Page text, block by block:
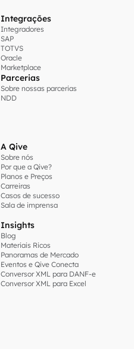
Integrações
Integradores
SAP
TOTVS
Oracle
Marketplace
Parcerias
Sobre nossas parcerias
NDD
A Qive
Sobre nós
Por que a Qive?
Planos e Preços
Carreiras
Casos de sucesso
Sala de imprensa
Insights
Blog
Materiais Ricos
Panoramas de Mercado
Eventos e Qive Conecta
Conversor XML para DANF-e
Conversor XML para Excel